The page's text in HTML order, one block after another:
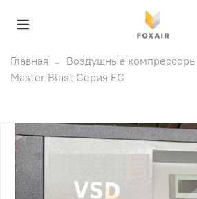
Главная Воздушные компрессоры
Master Blast Серия EC